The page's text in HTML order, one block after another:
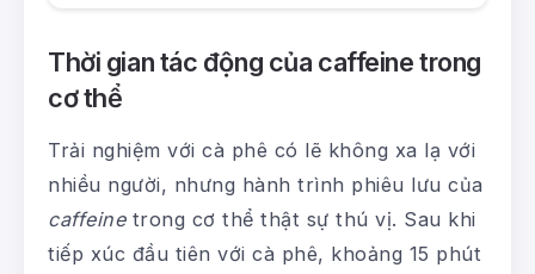
Thời gian tác động của caffeine trong
cơ thể
Trải nghiệm với cà phê có lẽ không xa lạ với
nhiều người, nhưng hành trình phiêu lưu của
caffeinetrong cơ thể thật sự thú vị. Sau khi
tiếp xúc đầu tiên với cà phê, khoảng 15 phút